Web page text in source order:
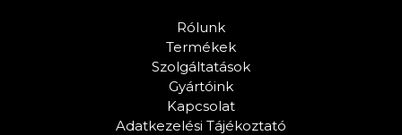
Rólunk
Termékek
Szolgáltatások
Gyártóink
Kapcsolat
Adatkezelési Tájékoztató